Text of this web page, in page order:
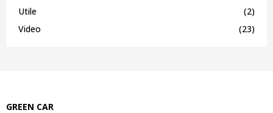
Utile
(2)
Video
(23)
GREEN CAR